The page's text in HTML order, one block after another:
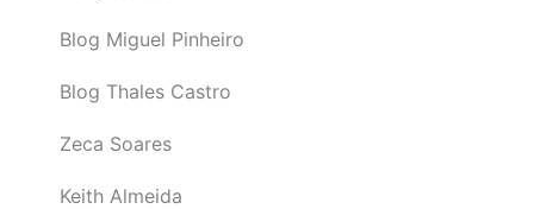
Blog Miguel Pinheiro
Blog Thales Castro
Zeca Soares
Keith Almeida